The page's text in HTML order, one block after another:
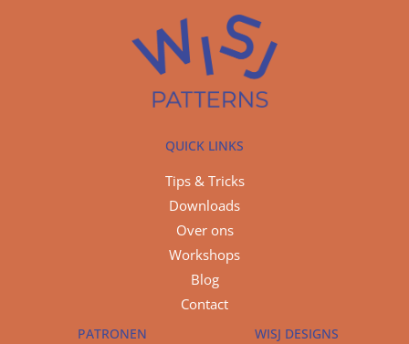
QUICK LINKS
Tips & Tricks
Downloads
Over ons
Workshops
Blog
Contact
PATRONEN WISJ DESIGNS